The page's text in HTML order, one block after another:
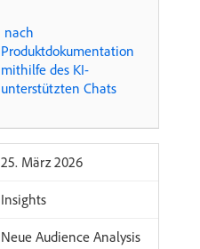
​ nach
Produktdokumentation
mithilfe des KI-
unterstützten Chats
​25. März 2026
Insights
Neue Audience Analysis